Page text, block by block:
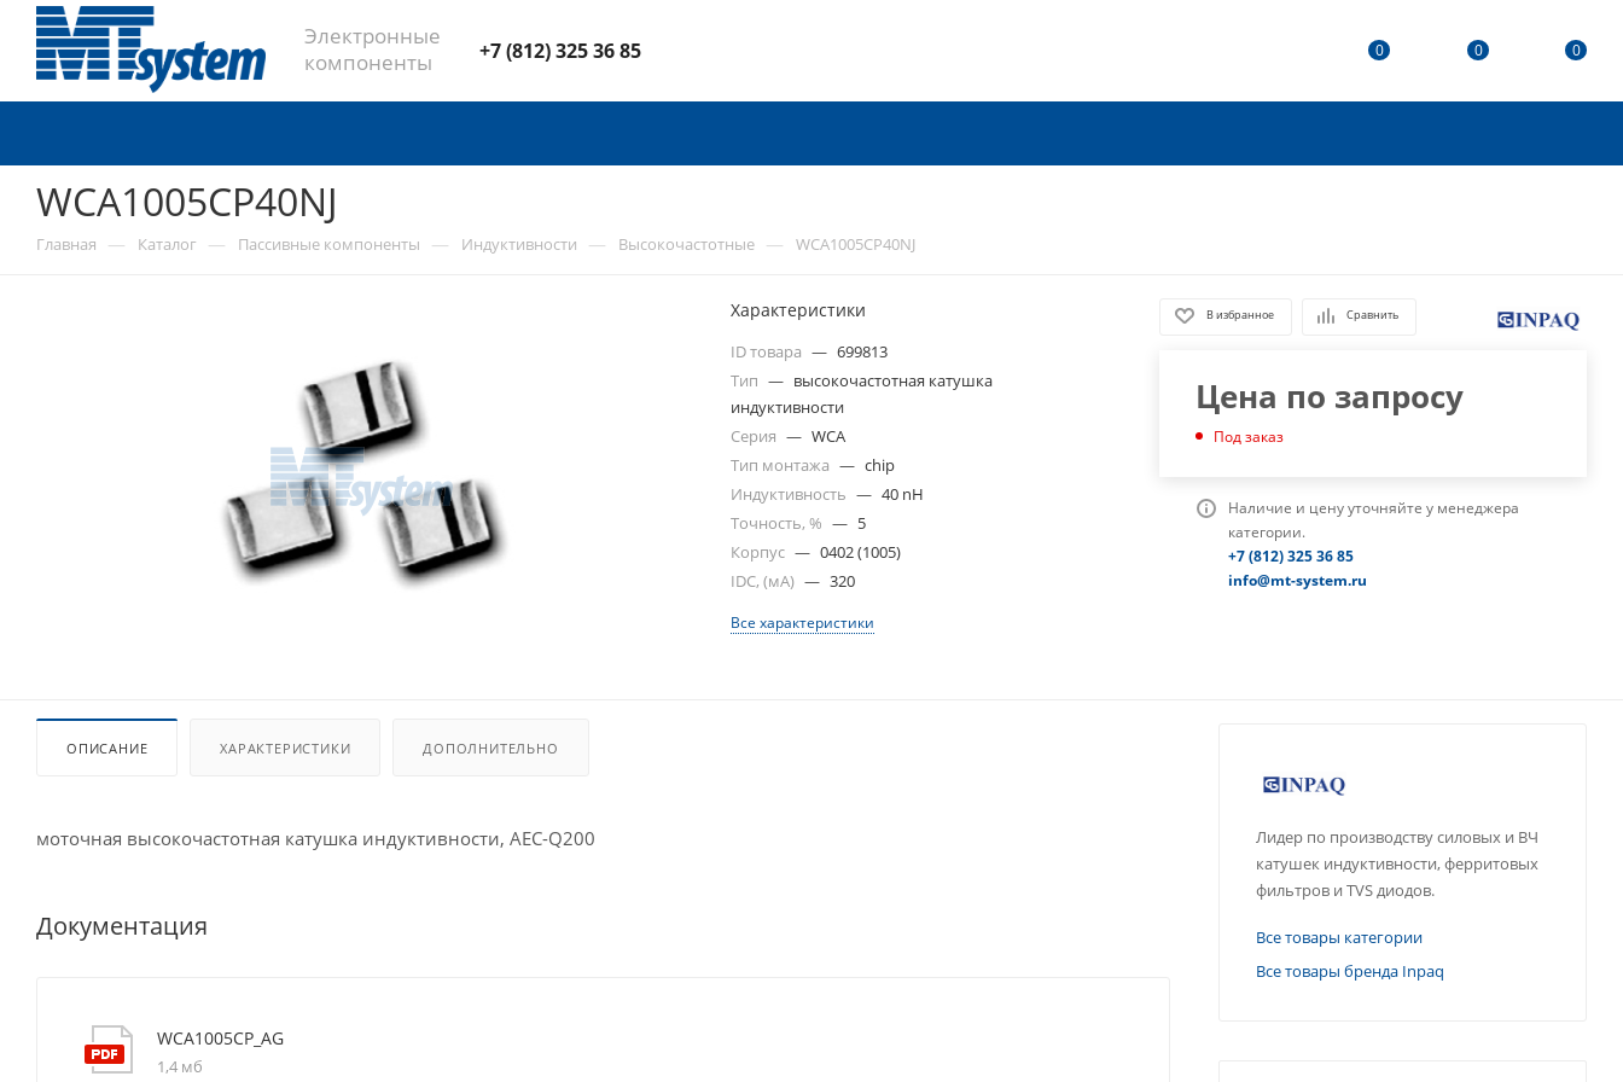
Электронные
компоненты
+7 (812) 325 36 85 0 0 0
WCA1005CP40NJ
Главная — Каталог — Пассивные компоненты — Индуктивности — Высокочастотные — WCA1005CP40NJ
Характеристики
ID товара — 699813
Тип — высокочастотная катушка
индуктивности
Серия — WCA
Тип монтажа — chip
Индуктивность — 40 nH
Точность, % — 5
Корпус — 0402 (1005)
IDC, (мА) — 320
Все характеристики
В избранное Сравнить
Цена по запросу
Под заказ
Наличие и цену уточняйте у менеджера
категории.
+7 (812) 325 36 85
info@mt-system.ru
ОПИСАНИЕ ХАРАКТЕРИСТИКИ ДОПОЛНИТЕЛЬНО
моточная высокочастотная катушка индуктивности, AEC-Q200
Документация
WCA1005CP_AG
1,4 мб
Лидер по производству силовых и ВЧ
катушек индуктивности, ферритовых
фильтров и TVS диодов.
Все товары категории
Все товары бренда Inpaq